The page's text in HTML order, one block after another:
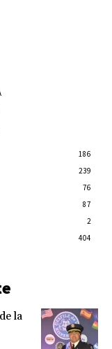
186
239
76
87
2
404
la